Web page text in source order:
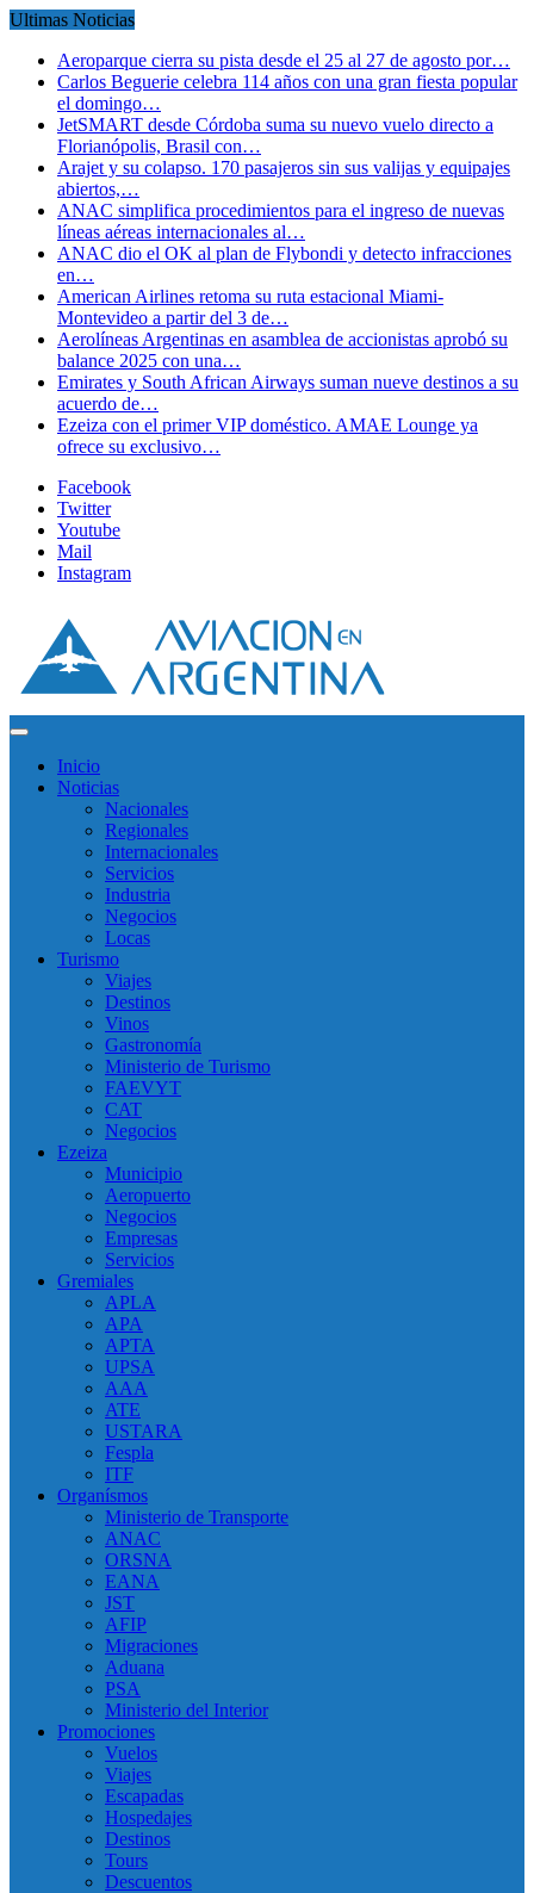
Ultimas Noticias
Aeroparque cierra su pista desde el 25 al 27 de agosto por…
Carlos Beguerie celebra 114 años con una gran fiesta popular
el domingo…
JetSMART desde Córdoba suma su nuevo vuelo directo a
Florianópolis, Brasil con…
Arajet y su colapso. 170 pasajeros sin sus valijas y equipajes
abiertos,…
ANAC simplifica procedimientos para el ingreso de nuevas
líneas aéreas internacionales al…
ANAC dio el OK al plan de Flybondi y detecto infracciones
en…
American Airlines retoma su ruta estacional Miami-
Montevideo a partir del 3 de…
Aerolíneas Argentinas en asamblea de accionistas aprobó su
balance 2025 con una…
Emirates y South African Airways suman nueve destinos a su
acuerdo de…
Ezeiza con el primer VIP doméstico. AMAE Lounge ya
ofrece su exclusivo…
Facebook
Twitter
Youtube
Mail
Instagram
Inicio
Noticias
Nacionales
Regionales
Internacionales
Servicios
Industria
Negocios
Locas
Turismo
Viajes
Destinos
Vinos
Gastronomía
Ministerio de Turismo
FAEVYT
CAT
Negocios
Ezeiza
Municipio
Aeropuerto
Negocios
Empresas
Servicios
Gremiales
APLA
APA
APTA
UPSA
AAA
ATE
USTARA
Fespla
ITF
Organísmos
Ministerio de Transporte
ANAC
ORSNA
EANA
JST
AFIP
Migraciones
Aduana
PSA
Ministerio del Interior
Promociones
Vuelos
Viajes
Escapadas
Hospedajes
Destinos
Tours
Descuentos